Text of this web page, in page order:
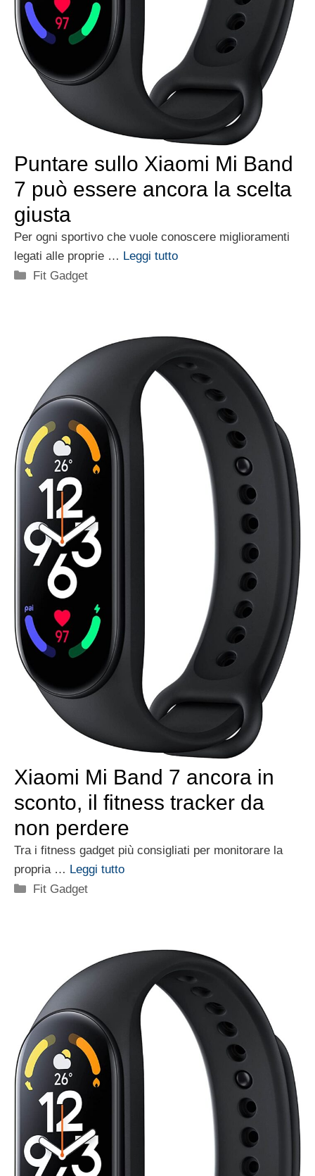
Puntare sullo Xiaomi Mi Band
7 può essere ancora la scelta
giusta
Per ogni sportivo che vuole conoscere miglioramenti
legati alle proprie … Leggi tutto
Categorie
Fit Gadget
Xiaomi Mi Band 7 ancora in
sconto, il fitness tracker da
non perdere
Tra i fitness gadget più consigliati per monitorare la
propria … Leggi tutto
Categorie
Fit Gadget